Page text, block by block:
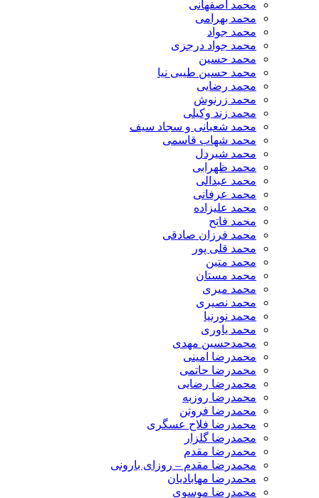
محمد اصفهانی
محمد بهرامی
محمد جواد
محمد جواد درجزی
محمد حسین
محمد حسین طیبی نیا
محمد رضایی
محمد زرنوش
محمد زند وکیلی
محمد شعبانی و سجاد سیف
محمد شهاب قاسمی
​محمد شیردل
محمد ظهرابی
محمد عبدالی
محمد عرفانی
محمد علیزاده
محمد فاتح
محمد فرزان صادقی
محمد قلی پور
محمد متین
محمد مستان
محمد میری
محمد نصیری
محمد نورنیا
محمد یاوری
محمدحسین مهدی
محمدرضا امینی
محمدرضا حاتمی
محمدرضا رضایی
محمدرضا روزبه
محمدرضا فروتن
محمدرضا فلاح عسگری
محمدرضا گلزار
محمدرضا مقدم
محمدرضا مقدم – روزای بارونی
محمدرضا مهابادیان
محمدرضا موسوی